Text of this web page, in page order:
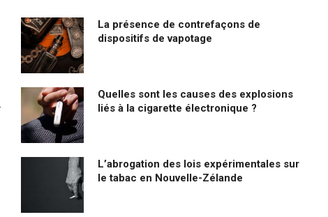
La présence de contrefaçons de
dispositifs de vapotage
Quelles sont les causes des explosions
liés à la cigarette électronique ?
L’abrogation des lois expérimentales sur
le tabac en Nouvelle-Zélande